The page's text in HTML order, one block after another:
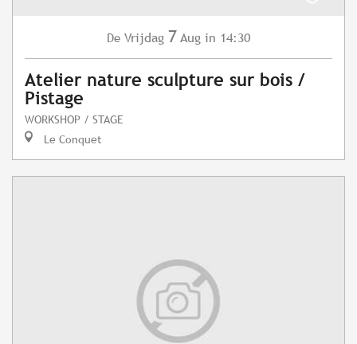
De Vrijdag 7 Aug in 14:30
Atelier nature sculpture sur bois /
Pistage
WORKSHOP / STAGE
Le Conquet